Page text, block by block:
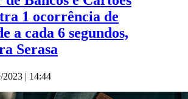
1 ocorrência de
a cada 6 segundos,
Serasa
2023 | 14:44